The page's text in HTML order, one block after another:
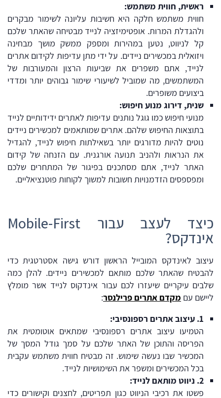
ראשית, חווית משתמש:
חווית משתמש חלקה היא חשיבות עליונה לשימור מבקרים
ולהגדלת המרות. אופטימיזציה לנייד מבטיחה שהאתר שלכם
קל לניווט, נטען במהירות ומספק ממשק מושך מבחינה
ויזואלית במכשירים ניידים. על ידי מתן עדיפות לקידום אתרים
לנייד, אתם משפרים את שביעות הרצון והמעורבות של
המשתמשים, מה שמוביל לשיעורי שימור גבוהים יותר ומדדי
ביצועים משופרים.
שנית, דירוג מנוע חיפוש:
מנועי חיפוש כמו גוגל נותנים עדיפות לאתרים ידידותיים לנייד
בתוצאות החיפוש שלהם. אתרים שמותאמים למכשירים ניידים
נוטים להיות מדורגים יותר בשאילתות חיפוש לנייד, להגדיל
את הנראות ולהניב תנועה אורגנית. עם הזנחה של קידום
האתר לנייד, אתם מסתכנים בפיגור של המתחרים שלכם
ומפספסים הזדמנויות חשובות למשוך לקוחות פוטנציאליים.
כיצד לעצב עבור Mobile-First
אינדקס?
עיצוב לאינדקס המובייל הראשון דורש גישה אסטרטגית כדי
להבטיח שהאתר שלכם מותאם למכשירים ניידים. להלן כמה
שלבים עיקריים שיעזרו לכם עבור אינדקוס לנייד אשר מומלץ
ליישם עם מקדם אתרים פרילנסר:
1
. עיצובאתרים רספונסיבי:
הטמיעו עיצוב אתרים רספונסיבי שמתאים אוטומטית את
הפריסה והתוכן של האתר שלכם על סמך גודל המסך של
המכשיר שבו נעשה שימוש. זה מבטיח חווית משתמש עקבית
בכל המכשירים ומשפר את השימושיות לנייד.
2
. ניווט מותאם לנייד:
פשטו את רכיבי הניווט כגון תפריטים, לחצנים וקישורים כדי